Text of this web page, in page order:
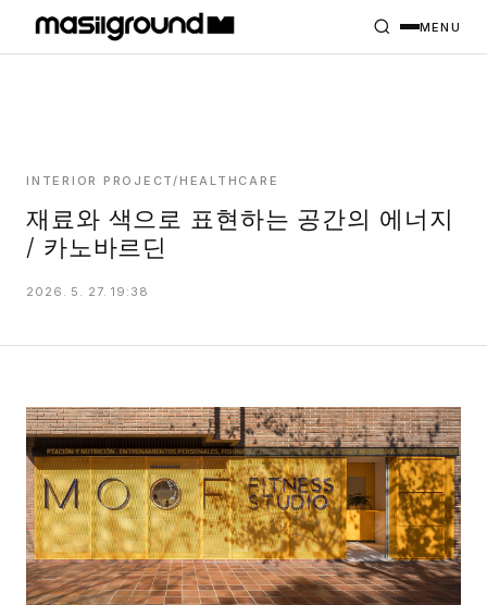
PROJECTS
MASILWIDE
MENU
INTERIOR PROJECT/HEALTHCARE
재료와 색으로 표현하는 공간의 에너지
/ 카노바르딘
2026. 5. 27. 19:38